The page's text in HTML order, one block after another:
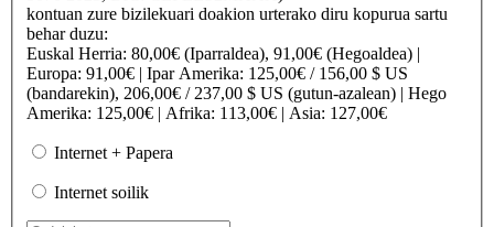
kontuan zure bizilekuari doakion urterako diru kopurua sartu
behar duzu:
Euskal Herria: 80,00€ (Iparraldea), 91,00€ (Hegoaldea) |
Europa: 91,00€ | Ipar Amerika: 125,00€ / 156,00 $ US
(bandarekin), 206,00€ / 237,00 $ US (gutun-azalean) | Hego
Amerika: 125,00€ | Afrika: 113,00€ | Asia: 127,00€
Internet + Papera
Internet soilik